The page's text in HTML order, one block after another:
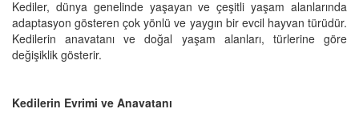
Kediler, dünya genelinde yaşayan ve çeşitli yaşam alanlarında
adaptasyon gösteren çok yönlü ve yaygın bir evcil hayvan türüdür.
Kedilerin anavatanı ve doğal yaşam alanları, türlerine göre
değişiklik gösterir.
Kedilerin Evrimi ve Anavatanı